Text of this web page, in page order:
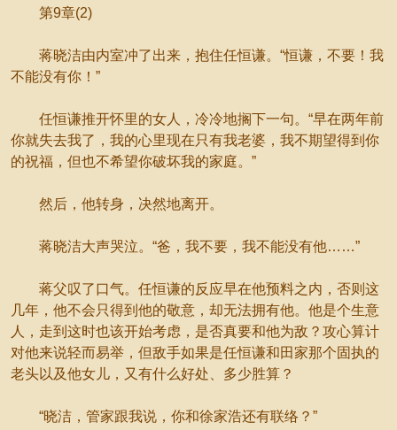
第9章(2)
蒋晓洁由内室冲了出来，抱住任恒谦。“恒谦，不要！我
不能没有你！”
任恒谦推开怀里的女人，冷冷地搁下一句。“早在两年前
你就失去我了，我的心里现在只有我老婆，我不期望得到你
的祝福，但也不希望你破坏我的家庭。”
然后，他转身，决然地离开。
蒋晓洁大声哭泣。“爸，我不要，我不能没有他……”
蒋父叹了口气。任恒谦的反应早在他预料之内，否则这
几年，他不会只得到他的敬意，却无法拥有他。他是个生意
人，走到这时也该开始考虑，是否真要和他为敌？攻心算计
对他来说轻而易举，但敌手如果是任恒谦和田家那个固执的
老头以及他女儿，又有什么好处、多少胜算？
“晓洁，管家跟我说，你和徐家浩还有联络？”